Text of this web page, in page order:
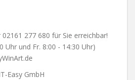
277 680 für Sie erreichbar!
Uhr und Fr. 8:00 - 14:30 Uhr)
Easy GmbH